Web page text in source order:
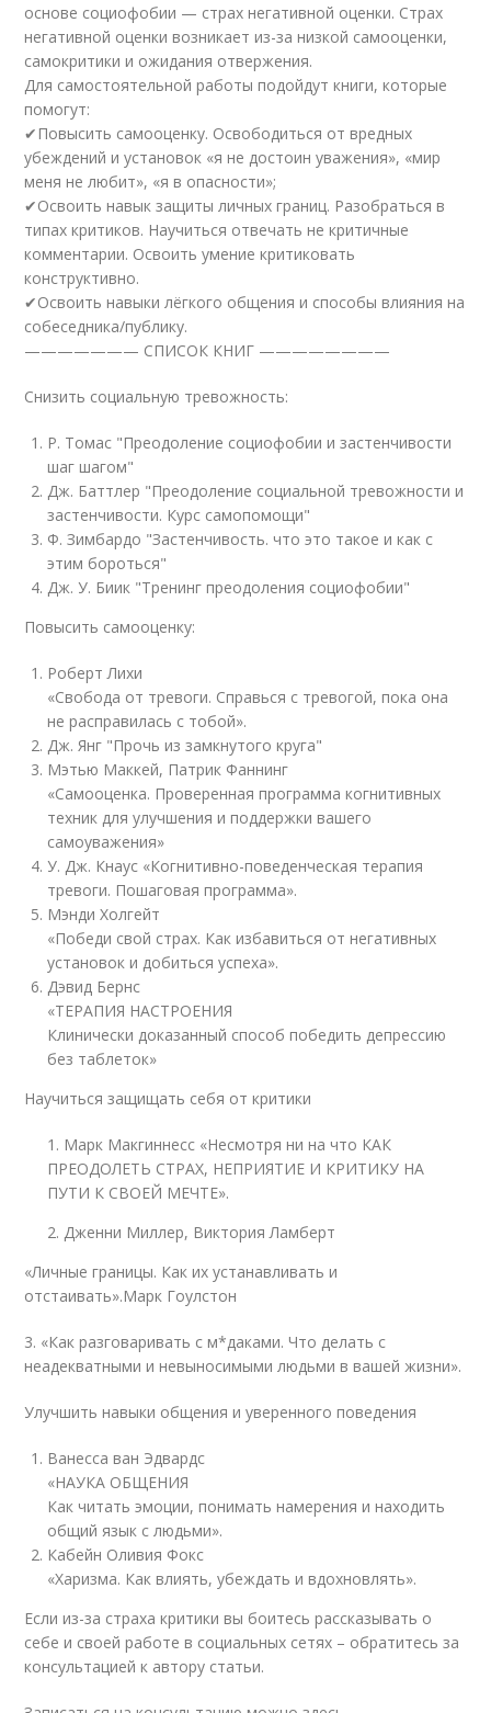
основе социофобии — страх негативной оценки. Страх
негативной оценки возникает из-за низкой самооценки,
самокритики и ожидания отвержения.
Для самостоятельной работы подойдут книги, которые
помогут:
✔Повысить самооценку. Освободиться от вредных
убеждений и установок «я не достоин уважения», «мир
меня не любит», «я в опасности»;
✔Освоить навык защиты личных границ. Разобраться в
типах критиков. Научиться отвечать не критичные
комментарии. Освоить умение критиковать
конструктивно.
✔Освоить навыки лёгкого общения и способы влияния на
собеседника/публику.
——————— СПИСОК КНИГ ————————
Снизить социальную тревожность:
Р. Томас "Преодоление социофобии и застенчивости
шаг шагом"
Дж. Баттлер "Преодоление социальной тревожности и
застенчивости. Курс самопомощи"
Ф. Зимбардо "Застенчивость. что это такое и как с
этим бороться"
Дж. У. Биик "Тренинг преодоления социофобии"
Повысить самооценку:
Роберт Лихи
«Свобода от тревоги. Справься с тревогой, пока она
не расправилась с тобой».
Дж. Янг "Прочь из замкнутого круга"
Мэтью Маккей, Патрик Фаннинг
«Самооценка. Проверенная программа когнитивных
техник для улучшения и поддержки вашего
самоуважения»
У. Дж. Кнаус «Когнитивно-поведенческая терапия
тревоги. Пошаговая программа».
Мэнди Холгейт
«Победи свой страх. Как избавиться от негативных
установок и добиться успеха».
Дэвид Бернс
«ТЕРАПИЯ НАСТРОЕНИЯ
Клинически доказанный способ победить депрессию
без таблеток»
Научиться защищать себя от критики
1. Марк Макгиннесс «Несмотря ни на что КАК
ПРЕОДОЛЕТЬ СТРАХ, НЕПРИЯТИЕ И КРИТИКУ НА
ПУТИ К СВОЕЙ МЕЧТЕ».
2. Дженни Миллер, Виктория Ламберт
«Личные границы. Как их устанавливать и
отстаивать».Марк Гоулстон
3. «Как разговаривать с м*даками. Что делать с
неадекватными и невыносимыми людьми в вашей жизни».
Улучшить навыки общения и уверенного поведения
Ванесса ван Эдвардс
«НАУКА ОБЩЕНИЯ
Как читать эмоции, понимать намерения и находить
общий язык с людьми».
Кабейн Оливия Фокс
«Харизма. Как влиять, убеждать и вдохновлять».
Если из-за страха критики вы боитесь рассказывать о
себе и своей работе в социальных сетях – обратитесь за
консультацией к автору статьи.